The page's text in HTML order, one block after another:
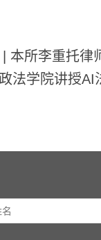
本所李重托律
法学院讲授AI